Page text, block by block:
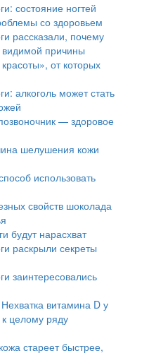
состояние ногтей
со здоровьем
рассказали, почему
видимой причины
от которых
алкоголь может стать
— здоровое
шелушения кожи
использовать
свойств шоколада
будут нарасхват
раскрыли секреты
заинтересовались
витамина D у
целому ряду
стареет быстрее,